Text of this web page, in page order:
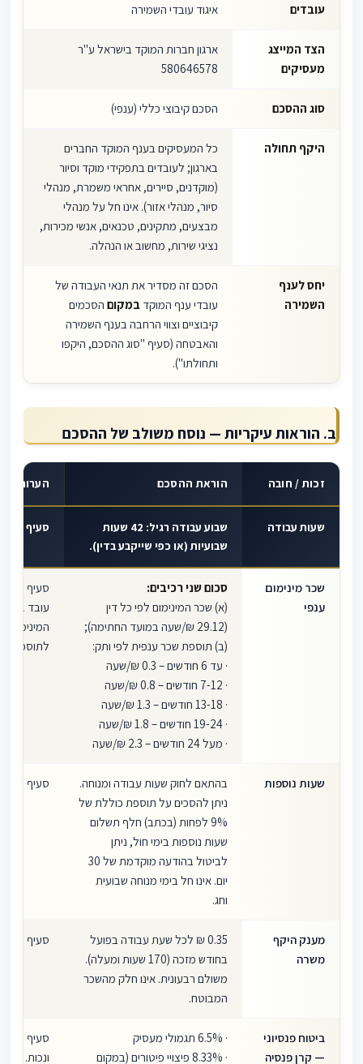
עובדים
איגוד עובדי השמירה
הצד המייצג
מעסיקים
ארגון חברות המוקד בישראל ע"ר
580646578
סוג ההסכם הסכם קיבוצי כללי (ענפי)
היקף תחולה
כל המעסיקים בענף המוקד החברים
בארגון; לעובדים בתפקידי מוקד וסיור
(מוקדנים, סיירים, אחראי משמרת, מנהלי
סיור, מנהלי אזור). אינו חל על מנהלי
מבצעים, מתקינים, טכנאים, אנשי מכירות,
נציגי שירות, מחשוב או הנהלה.
יחס לענף
השמירה
הסכם זה מסדיר את תנאי העבודה של
עובדי ענף המוקד במקום הסכמים
קיבוציים וצווי הרחבה בענף השמירה
והאבטחה (סעיף "סוג ההסכם, היקפו
ותחולתו").
ב. הוראות עיקריות — נוסח משולב של ההסכם
זכות / חובה הוראת ההסכם הערות
שעות עבודה
שבוע עבודה רגיל: 42 שעות
שבועיות (או כפי שייקבע בדין).
סעיף 6 להסכם
שכר מינימום
ענפי
סכום שני רכיבים:
(א) שכר המינימום לפי כל דין
(29.12 ₪/שעה במועד החתימה);
(ב) תוספת שכר ענפית לפי ותק:
· עד 6 חודשים – 0.3 ₪/שעה
· 7-12 חודשים – 0.8 ₪/שעה
· 13-18 חודשים – 1.3 ₪/שעה
· 19-24 חודשים – 1.8 ₪/שעה
· מעל 24 חודשים – 2.3 ₪/שעה
עובד
המינימום
לתוספת.
שעות נוספות
בהתאם לחוק שעות עבודה ומנוחה.
ניתן להסכים על תוספת כוללת של
9% לפחות (בכתב) חלף תשלום
שעות נוספות בימי חול, ניתן
לביטול בהודעה מוקדמת של 30
יום. אינו חל בימי מנוחה שבועית
וחג.
סעיף 8
מענק היקף
משרה
0.35 ₪ לכל שעת עבודה בפועל
בחודש מזכה (170 שעות ומעלה).
משולם רבעונית. אינו חלק מהשכר
המבוטח.
סעיף 9
ביטוח פנסיוני
— קרן פנסיה
· 6.5% תגמולי מעסיק
· 8.33% פיצויי פיטורים (במקום
ונכות.